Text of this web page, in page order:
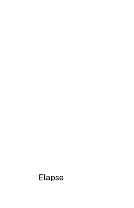
Elapse